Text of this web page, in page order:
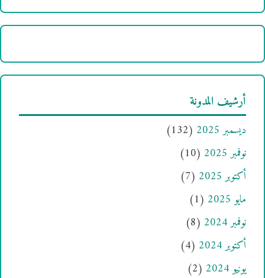
أرشيف المدونة
ديسمبر 2025
(132)
نوفمبر 2025
(10)
أكتوبر 2025
(7)
مايو 2025
(1)
نوفمبر 2024
(8)
أكتوبر 2024
(4)
يونيو 2024
(2)